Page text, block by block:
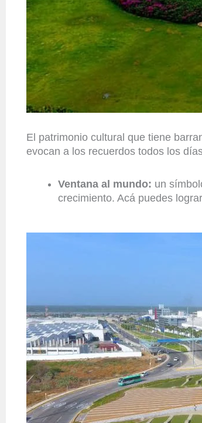
El patrimonio cultural que tiene
evocan a los recuerdos todos los
Ventana al mundo: un
crecimiento. Acá puedes